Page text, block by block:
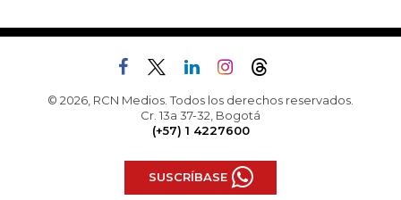
© 2026, RCN Medios. Todos los derechos reservados.
Cr. 13a 37-32, Bogotá
(+57) 1 4227600
SUSCRÍBASE